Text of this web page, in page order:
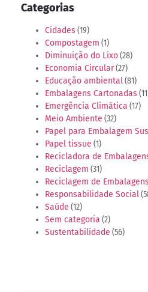
Categorias
Cidades (19)
Compostagem (1)
Diminuição do Lixo(28)
Economia Circular(27)
Educação ambiental(81)
Embalagens Cartonadas
Emergência Climática (17)
Meio Ambiente (32)
Papel para Embalagem
Papel tissue (1)
Recicladora de
Reciclagem (31)
Reciclagem de
Responsabilidade Social
Saúde (12)
Sem categoria (2)
Sustentabilidade (56)